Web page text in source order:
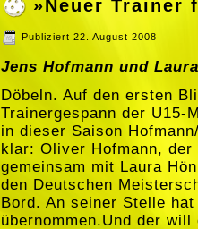
»Neuer Trainer
Publiziert 22. August 2008
Jens Hofmann und
Döbeln. Auf den ersten
Trainergespann der U15-
in dieser Saison
klar: Oliver Hofmann, der
gemeinsam mit Laura
den Deutschen
Bord. An seiner Stelle
übernommen.Und der